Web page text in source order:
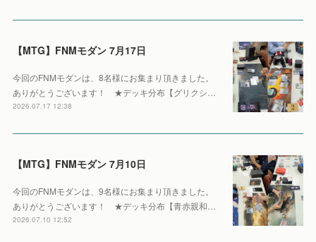
【MTG】FNMモダン 7月17日
今回のFNMモダンは、8名様にお集まり頂きました。
ありがとうございます！ ★デッキ分布【グリクシ…
2026.07.17 12:38
【MTG】FNMモダン 7月10日
今回のFNMモダンは、9名様にお集まり頂きました。
ありがとうございます！ ★デッキ分布【青赤親和…
2026.07.10 12:52